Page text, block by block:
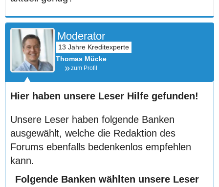
Moderator
Thomas Mücke
zum Profil
Hier haben unsere Leser Hilfe gefunden!
Unsere Leser haben folgende Banken
ausgewählt, welche die Redaktion des
Forums ebenfalls bedenkenlos empfehlen
kann.
Folgende Banken wählten unsere Leser